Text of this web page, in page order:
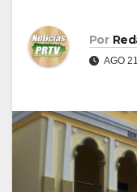
Por
AGO